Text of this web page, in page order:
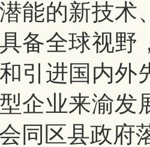
能的新技术
备全球视野
引进国内外
企业来渝发
同区县政府